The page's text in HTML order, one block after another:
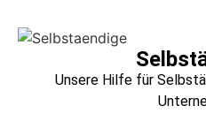
Unsere Hilfe für